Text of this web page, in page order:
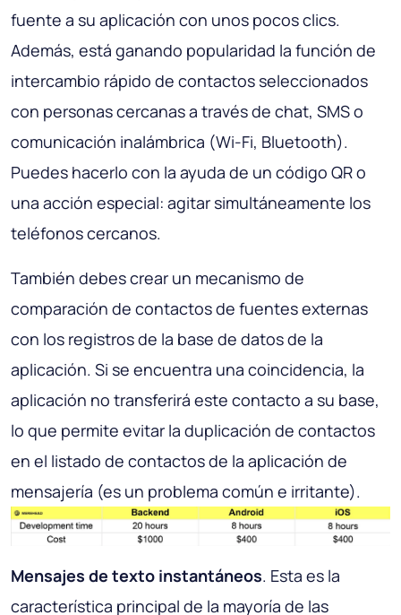
fuente a su aplicación con unos pocos clics.
Además, está ganando popularidad la función de
intercambio rápido de contactos seleccionados
con personas cercanas a través de chat, SMS o
comunicación inalámbrica (Wi-Fi, Bluetooth).
Puedes hacerlo con la ayuda de un código QR o
una acción especial: agitar simultáneamente los
teléfonos cercanos.
También debes crear un mecanismo de
comparación de contactos de fuentes externas
con los registros de la base de datos de la
aplicación. Si se encuentra una coincidencia, la
aplicación no transferirá este contacto a su base,
lo que permite evitar la duplicación de contactos
en el listado de contactos de la aplicación de
mensajería (es un problema común e irritante).
Mensajes de texto instantáneos. Esta es la
característica principal de la mayoría de las